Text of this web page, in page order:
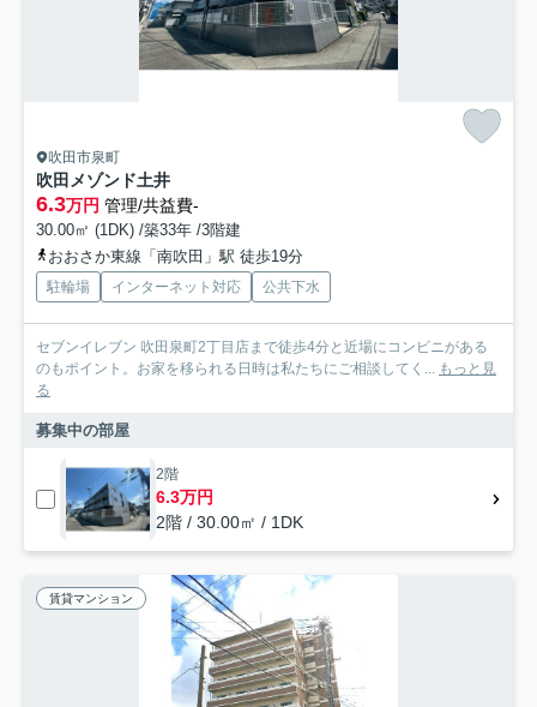
吹田市泉町
吹田メゾンド土井
6.3万円 管理/共益費-
30.00㎡ (1DK) /築33年 /3階建
おおさか東線「南吹田」駅 徒歩19分
駐輪場 インターネット対応 公共下水
セブンイレブン 吹田泉町2丁目店まで徒歩4分と近場にコンビニがある
のもポイント。お家を移られる日時は私たちにご相談してく... もっと見
る
募集中の部屋
2階
6.3万円
2階 / 30.00㎡ / 1DK
賃貸マンション